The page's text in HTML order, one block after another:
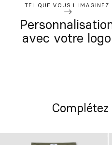
TEL QUE VOUS L'IMAGINEZ
avec votre logo